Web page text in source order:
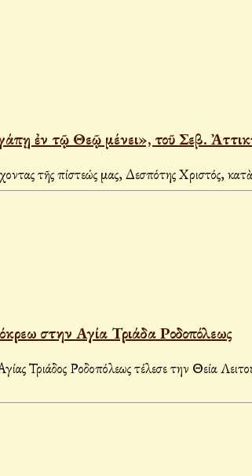
ἐν τῷ Θεῷ μένει», τοῦ Σεβ.
τῆς πίστεώς μας, Δεσπότης Χριστός, κατὰ
στην Αγία Τριάδα Ροδοπόλεως
Τριάδος Ροδοπόλεως τέλεσε την Θεία